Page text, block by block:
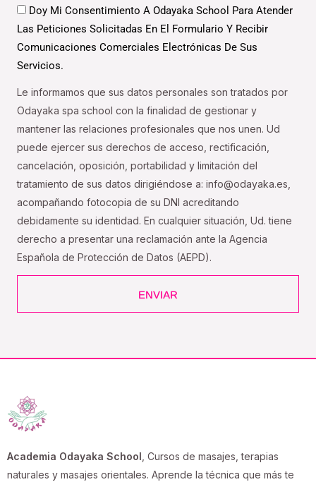
DatosDoy Mi Consentimiento A Odayaka School Para Atender
Las Peticiones Solicitadas En El Formulario Y Recibir
Comunicaciones Comerciales Electrónicas De Sus
Servicios.
Le informamos que sus datos personales son tratados por
Odayaka spa school con la finalidad de gestionar y
mantener las relaciones profesionales que nos unen. Ud
puede ejercer sus derechos de acceso, rectificación,
cancelación, oposición, portabilidad y limitación del
tratamiento de sus datos dirigiéndose a: info@odayaka.es,
acompañando fotocopia de su DNI acreditando
debidamente su identidad. En cualquier situación, Ud. tiene
derecho a presentar una reclamación ante la Agencia
Española de Protección de Datos (AEPD).
ENVIAR
Academia Odayaka School , Cursos de masajes, terapias
naturales y masajes orientales. Aprende la técnica que más te